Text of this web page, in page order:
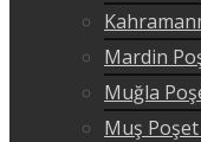
Mardin
Muğla
Muş Poşet